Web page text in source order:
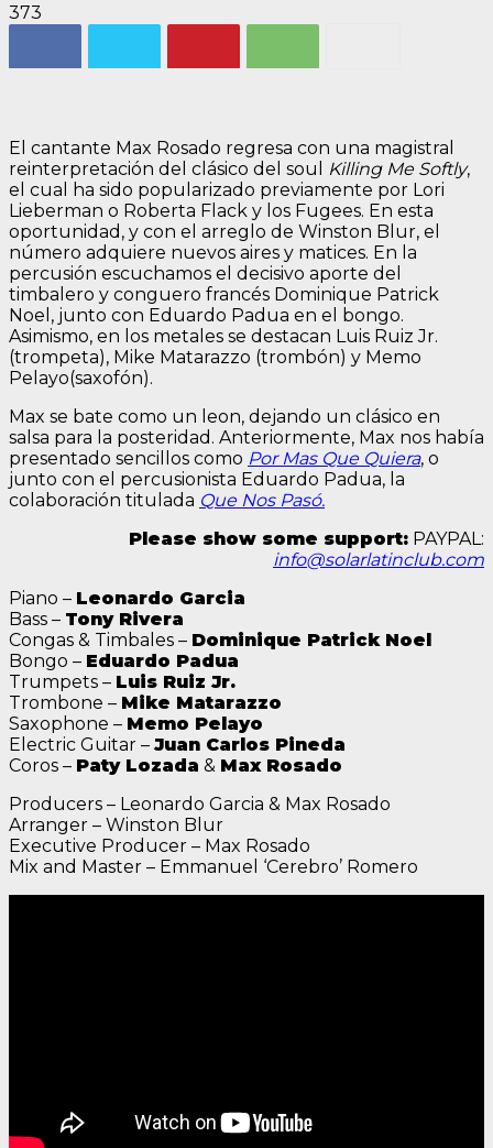
373
El cantante Max Rosado regresa con una magistral
reinterpretación del clásico del soul
Killing Me Softly,
el cual ha sido popularizado previamente por Lori
Lieberman o Roberta Flack y los Fugees. En esta
oportunidad, y con el arreglo de Winston Blur, el
número adquiere nuevos aires y matices. En la
percusión escuchamos el decisivo aporte del
timbalero y conguero francés Dominique Patrick
Noel, junto con Eduardo Padua en el bongo.
Asimismo, en los metales se destacan Luis Ruiz Jr.
(trompeta), Mike Matarazzo (trombón) y Memo
Pelayo(saxofón).
Max se bate como un leon, dejando un clásico en
salsa para la posteridad. Anteriormente, Max nos había
presentado sencillos como Por Mas Que Quiera, o
junto con el percusionista Eduardo Padua, la
colaboración titulada Que Nos Pasó.
Please show some support: PAYPAL:
info@solarlatinclub.com
Piano – Leonardo Garcia
Bass – Tony Rivera
Congas & Timbales – Dominique Patrick Noel
Bongo – Eduardo Padua
Trumpets – Luis Ruiz Jr.
Trombone – Mike Matarazzo
Saxophone – Memo Pelayo
Electric Guitar – Juan Carlos Pineda
Coros – Paty Lozada & Max Rosado
Producers – Leonardo Garcia & Max Rosado
Arranger – Winston Blur
Executive Producer – Max Rosado
Mix and Master – Emmanuel ‘Cerebro’ Romero